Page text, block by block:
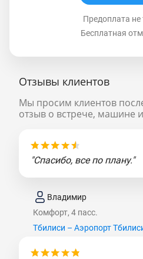
Предоплата не
Бесплатная
Отзывы клиентов
Мы просим клиентов
отзыв о встрече, машине
"Спасибо, все по плану."
Владимир
Комфорт, 4 пасс.
Тбилиси – Аэропорт